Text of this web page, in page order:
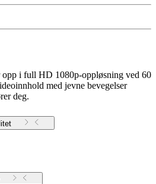
opp i full HD 1080p-oppløsning ved 60
med jevne bevegelser
deg.